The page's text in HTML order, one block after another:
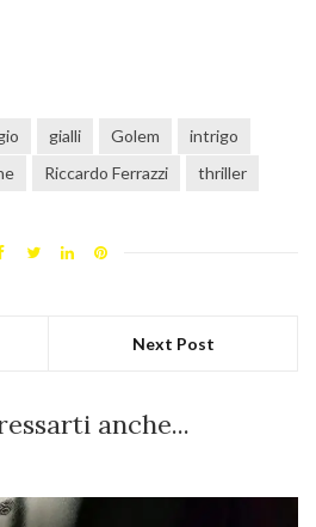
gialli Golem
intrigo
Riccardo Ferrazzi thriller
Next Post
anche...